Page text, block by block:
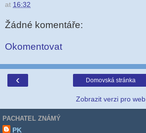
at 16:32
Žádné komentáře:
Okomentovat
‹ Domovská stránka
Zobrazit verzi pro web
PACHATEL ZNÁMÝ
PK